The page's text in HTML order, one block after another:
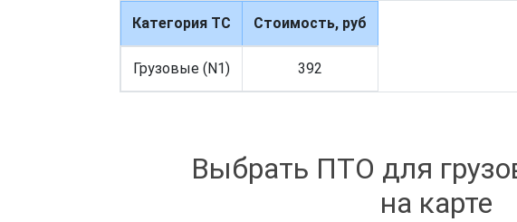
Категория ТС Стоимость, руб
Грузовые (N1) 392
Выбрать ПТО для
на карте